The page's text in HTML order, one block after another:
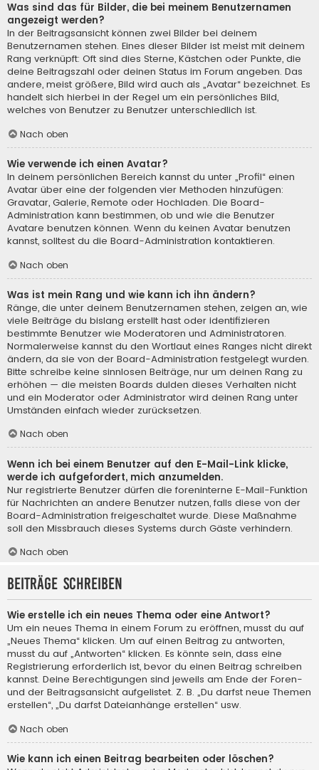
Was sind das für Bilder, die bei meinem Benutzernamen
angezeigt werden?
In der Beitragsansicht können zwei Bilder bei deinem
Benutzernamen stehen. Eines dieser Bilder ist meist mit deinem
Rang verknüpft: Oft sind dies Sterne, Kästchen oder Punkte, die
deine Beitragszahl oder deinen Status im Forum angeben. Das
andere, meist größere, Bild wird auch als „Avatar“ bezeichnet. Es
handelt sich hierbei in der Regel um ein persönliches Bild,
welches von Benutzer zu Benutzer unterschiedlich ist.
Nach oben
Wie verwende ich einen Avatar?
In deinem persönlichen Bereich kannst du unter „Profil“ einen
Avatar über eine der folgenden vier Methoden hinzufügen:
Gravatar, Galerie, Remote oder Hochladen. Die Board-
Administration kann bestimmen, ob und wie die Benutzer
Avatare benutzen können. Wenn du keinen Avatar benutzen
kannst, solltest du die Board-Administration kontaktieren.
Nach oben
Was ist mein Rang und wie kann ich ihn ändern?
Ränge, die unter deinem Benutzernamen stehen, zeigen an, wie
viele Beiträge du bislang erstellt hast oder identifizieren
bestimmte Benutzer wie Moderatoren und Administratoren.
Normalerweise kannst du den Wortlaut eines Ranges nicht direkt
ändern, da sie von der Board-Administration festgelegt wurden.
Bitte schreibe keine sinnlosen Beiträge, nur um deinen Rang zu
erhöhen — die meisten Boards dulden dieses Verhalten nicht
und ein Moderator oder Administrator wird deinen Rang unter
Umständen einfach wieder zurücksetzen.
Nach oben
Wenn ich bei einem Benutzer auf den E-Mail-Link klicke,
werde ich aufgefordert, mich anzumelden.
Nur registrierte Benutzer dürfen die foreninterne E-Mail-Funktion
für Nachrichten an andere Benutzer nutzen, falls diese von der
Board-Administration freigeschaltet wurde. Diese Maßnahme
soll den Missbrauch dieses Systems durch Gäste verhindern.
Nach oben
Beiträge schreiben
Wie erstelle ich ein neues Thema oder eine Antwort?
Um ein neues Thema in einem Forum zu eröffnen, musst du auf
„Neues Thema“ klicken. Um auf einen Beitrag zu antworten,
musst du auf „Antworten“ klicken. Es könnte sein, dass eine
Registrierung erforderlich ist, bevor du einen Beitrag schreiben
kannst. Deine Berechtigungen sind jeweils am Ende der Foren-
und der Beitragsansicht aufgelistet. Z. B. „Du darfst neue Themen
erstellen“, „Du darfst Dateianhänge erstellen“ usw.
Nach oben
Wie kann ich einen Beitrag bearbeiten oder löschen?